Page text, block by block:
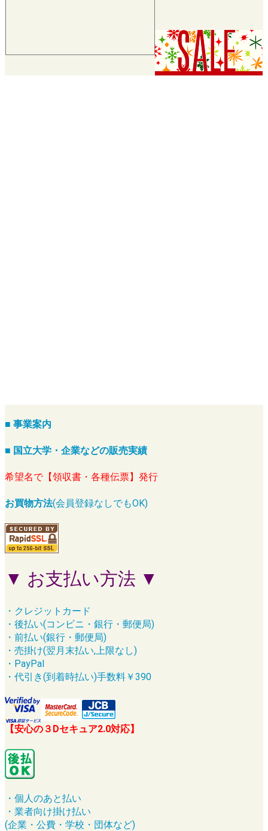
■ 事業案内
■ 国立大学・企業などの販売実績
希望名で【領収書・各種伝票】発行
お買物方法(会員登録なしでもOK)
▼ お支払い方法 ▼
・クレジットカード
・後払い(コンビニ・銀行・郵便局)
・前払い(銀行・郵便局)
・売掛け(翌月末払い,上限なし)
・PayPal
・代引き(到着時払い)手数料￥390
【安心の３Dセキュア2.0対応】
・個人のあと払い
・業者向け掛け払い
(企業・公費・学校・団体など)